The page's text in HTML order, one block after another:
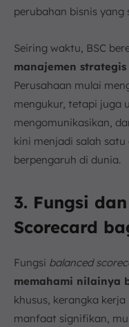
perubahan bisnis
Seiring waktu, BSC
manajemen
Perusahaan mulai
mengukur, tetapi juga
mengomunikasikan,
kini menjadi salah
berpengaruh di dunia.
3. Fungsi
Scorecard
Fungsi balanced
memahami nilainya
khusus, kerangka
manfaat signifikan,